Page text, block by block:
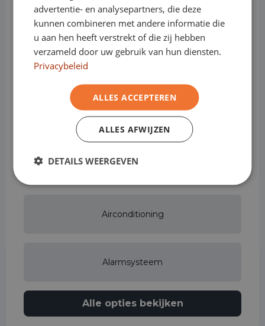
Opties & Toebehoren (35)
Achterbank in delen neerklapbaar
Airbag bestuurder
Airbag passagier
Airconditioning
Alarmsysteem
Alle opties bekijken
advertentie- en analysepartners, die deze
kunnen combineren met andere informatie die
u aan hen heeft verstrekt of die zij hebben
verzameld door uw gebruik van hun diensten.
Privacybeleid
ALLES ACCEPTEREN
ALLES AFWIJZEN
DETAILS WEERGEVEN